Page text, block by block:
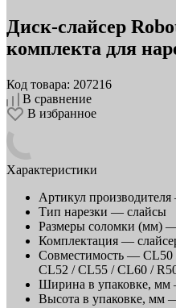
Диск-слайсер
комплекта для
Код товара: 207216
В сравнение
В избранное
Характеристики
Артикул
Тип нарезки — слайсы
Размеры соломки (мм)
Комплектация —
Совместимость — CL50
CL52 / CL55 / CL60 /
Ширина в упаковке,
Высота в упаковке, мм